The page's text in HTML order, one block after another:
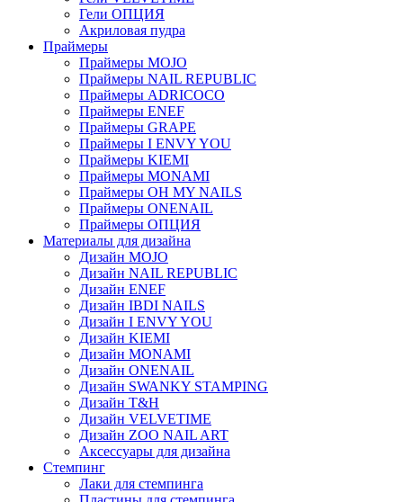
Гели ОПЦИЯ
Акриловая пудра
Праймеры
Праймеры MOJO
Праймеры NAIL REPUBLIC
Праймеры ADRICOCO
Праймеры ENEF
Праймеры GRAPE
Праймеры I ENVY YOU
Праймеры KIEMI
Праймеры MONAMI
Праймеры OH MY NAILS
Праймеры ONENAIL
Праймеры ОПЦИЯ
Материалы для дизайна
Дизайн MOJO
Дизайн NAIL REPUBLIC
Дизайн ENEF
Дизайн IBDI NAILS
Дизайн I ENVY YOU
Дизайн KIEMI
Дизайн MONAMI
Дизайн ONENAIL
Дизайн SWANKY STAMPING
Дизайн T&H
Дизайн VELVETIME
Дизайн ZOO NAIL ART
Аксессуары для дизайна
Стемпинг
Лаки для стемпинга